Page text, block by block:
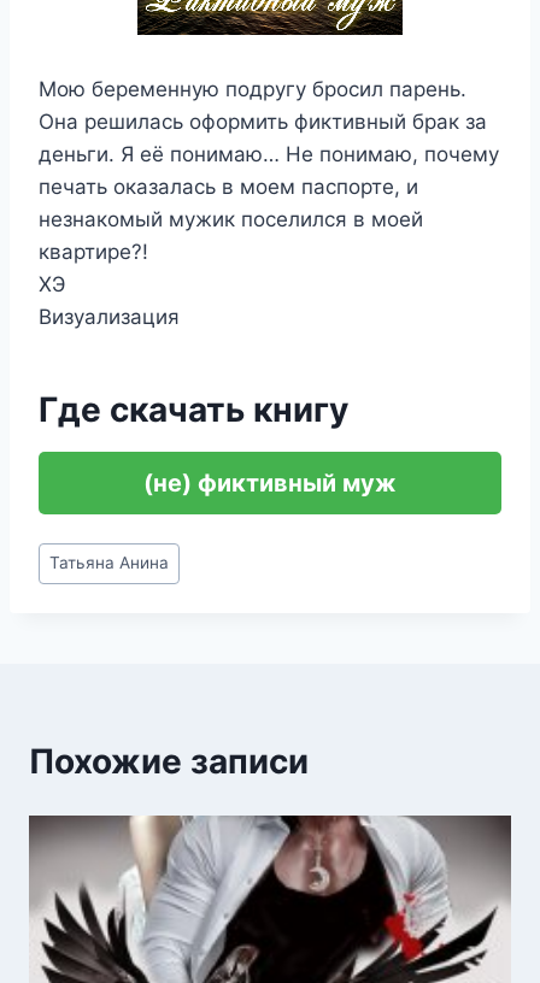
Мою беременную подругу бросил парень.
Она решилась оформить фиктивный брак за
деньги. Я её понимаю… Не понимаю, почему
печать оказалась в моем паспорте, и
незнакомый мужик поселился в моей
квартире?!
ХЭ
Визуализация
Где скачать книгу
(не) фиктивный муж
Метки
записи:
Татьяна Анина
Похожие записи